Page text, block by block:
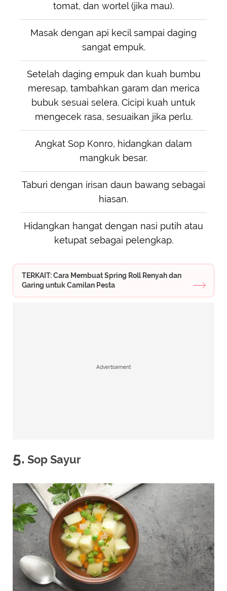
tomat, dan wortel (jika mau).
Masak dengan api kecil sampai daging
sangat empuk.
Setelah daging empuk dan kuah bumbu
meresap, tambahkan garam dan merica
bubuk sesuai selera. Cicipi kuah untuk
mengecek rasa, sesuaikan jika perlu.
Angkat Sop Konro, hidangkan dalam
mangkuk besar.
Taburi dengan irisan daun bawang sebagai
hiasan.
Hidangkan hangat dengan nasi putih atau
ketupat sebagai pelengkap.
TERKAIT: Cara Membuat Spring Roll Renyah dan
Garing untuk Camilan Pesta
Advertisement
5. Sop Sayur